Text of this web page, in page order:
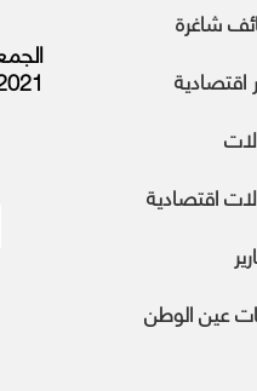
شاغرة
اقتصادية
اقتصادية
عين الوطن
2021